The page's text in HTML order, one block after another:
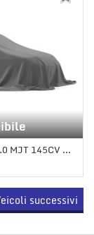
L2H1 3T PANORAMA
(5) • Nero
successivi